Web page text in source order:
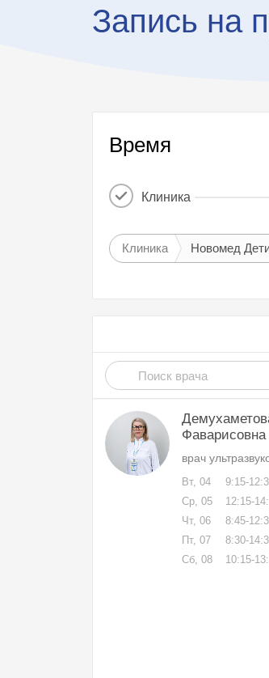
Запись на
Время
Клиника
Клиника Новомед
Фаварисовна
врач
Вт, 04
9:15-
Ср, 05
12:15-
Чт, 06
8:45-
Пт, 07
8:30-
Сб, 08
10:15-